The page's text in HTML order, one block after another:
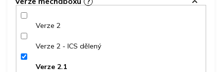
Verze 2
Verze 2 - ICS dělený
Verze 2.1